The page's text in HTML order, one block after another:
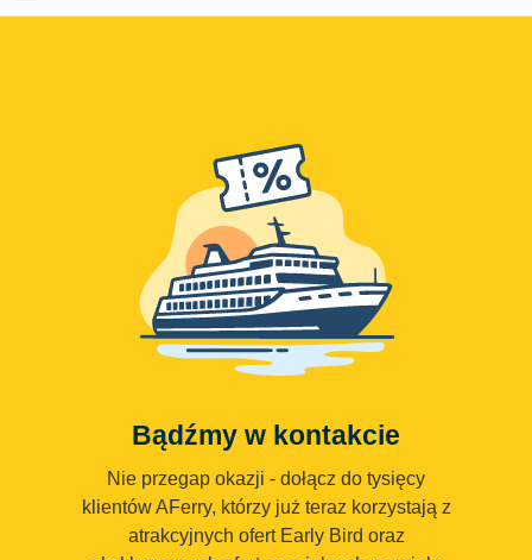
Bądźmy w kontakcie
Nie przegap okazji - dołącz do tysięcy
klientów AFerry, którzy już teraz korzystają z
atrakcyjnych ofert Early Bird oraz